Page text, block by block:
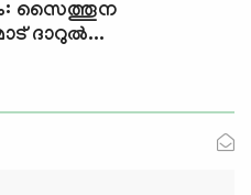
സൈത്തൂന
ദാറുല്‍...